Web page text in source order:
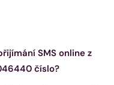
SMS online z
číslo?